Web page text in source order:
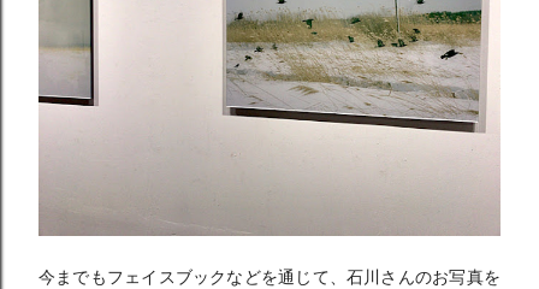
今までもフェイスブックなどを通じて、 石川さんのお写真を